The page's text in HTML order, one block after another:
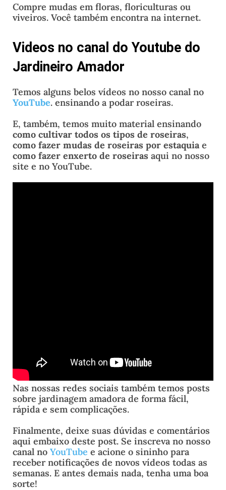
Compre mudas em floras, floriculturas ou
viveiros. Você também encontra na internet.
Videos no canal do Youtube do
Jardineiro Amador
Temos alguns belos vídeos no nosso canal no
YouTube. ensinando a podar roseiras.
E, também, temos muito material ensinando
como cultivar todos os tipos de roseiras,
como fazer mudas de roseiras por estaquiae
como fazer enxerto de roseiras aqui no nosso
site e no YouTube.
Nas nossas redes sociais também temos posts
sobre jardinagem amadora de forma fácil,
rápida e sem complicações.
Finalmente, deixe suas dúvidas e comentários
aqui embaixo deste post. Se inscreva no nosso
canal no YouTube e acione o sininho para
receber notificações de novos vídeos todas as
semanas. E antes demais nada, tenha uma boa
sorte!